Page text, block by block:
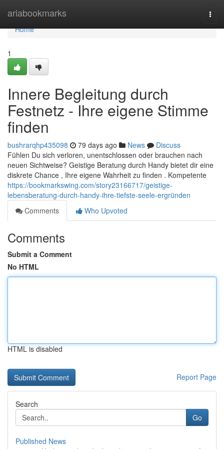
ariabookmarks
Home
Home
1
Innere Begleitung durch
Festnetz - Ihre eigene Stimme
finden
bushrarqhp435098 79 days ago News
Discuss
Fühlen Du sich verloren, unentschlossen oder brauchen nach
neuen Sichtweise? Geistige Beratung durch Handy bietet dir eine
diskrete Chance , Ihre eigene Wahrheit zu finden . Kompetente
https://bookmarkswing.com/story23166717/geistige-
lebensberatung-durch-handy-ihre-tiefste-seele-ergründen
Comments
Who Upvoted
Comments
Submit a Comment
No HTML
HTML is disabled
Report Page
Search
Go
Published News